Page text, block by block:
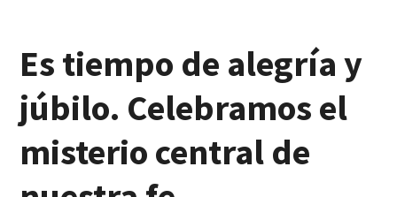
Es tiempo de alegría y
júbilo. Celebramos el
misterio central de